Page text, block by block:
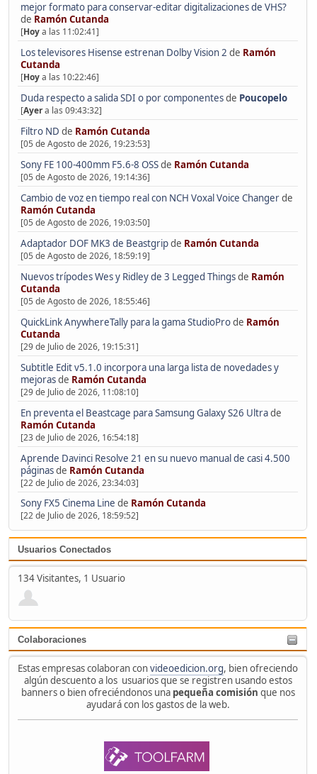
mejor formato para conservar-editar digitalizaciones de VHS?
de Ramón Cutanda
[Hoya las 11:02:41]
Los televisores Hisense estrenan Dolby Vision 2 de Ramón
Cutanda
[Hoya las 10:22:46]
Duda respecto a salida SDI o por componentesde Poucopelo
[Ayera las 09:43:32]
Filtro ND de Ramón Cutanda
[05 de Agosto de 2026, 19:23:53]
Sony FE 100-400mm F5.6-8 OSSde Ramón Cutanda
[05 de Agosto de 2026, 19:14:36]
Cambio de voz en tiempo real con NCH Voxal Voice Changerde
Ramón Cutanda
[05 de Agosto de 2026, 19:03:50]
Adaptador DOF MK3 de Beastgripde Ramón Cutanda
[05 de Agosto de 2026, 18:59:19]
Nuevos trípodes Wes y Ridley de 3 Legged Thingsde Ramón
Cutanda
[05 de Agosto de 2026, 18:55:46]
QuickLink AnywhereTally para la gama StudioProde Ramón
Cutanda
[29 de Julio de 2026, 19:15:31]
Subtitle Edit v5.1.0 incorpora una larga lista de novedades y
mejorasde Ramón Cutanda
[29 de Julio de 2026, 11:08:10]
En preventa el Beastcage para Samsung Galaxy S26 Ultrade
Ramón Cutanda
[23 de Julio de 2026, 16:54:18]
Aprende Davinci Resolve 21 en su nuevo manual de casi 4.500
páginasde Ramón Cutanda
[22 de Julio de 2026, 23:34:03]
Sony FX5 Cinema Line de Ramón Cutanda
[22 de Julio de 2026, 18:59:52]
Usuarios Conectados
134 Visitantes, 1 Usuario
Colaboraciones
Estas empresas colaboran convideoedicion.org, bien ofreciendo
algún descuento a los usuarios que se registren usando estos
banners o bien ofreciéndonos una pequeña comisión que nos
ayudará con los gastos de la web.